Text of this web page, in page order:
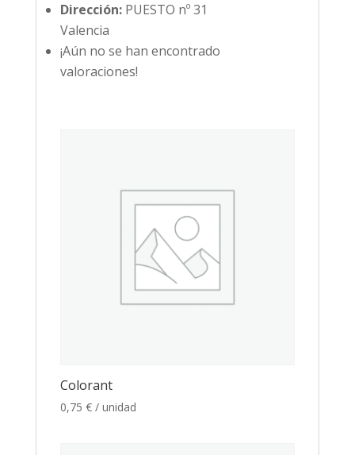
Dirección: PUESTO nº 31
Valencia
¡Aún no se han encontrado
valoraciones!
Colorant
0,75 € / unidad